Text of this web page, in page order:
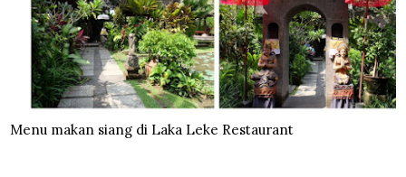
Menu makan siang di Laka Leke Restaurant